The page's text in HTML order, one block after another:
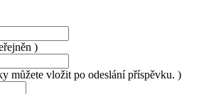
)
můžete vložit po odeslání příspěvku. )